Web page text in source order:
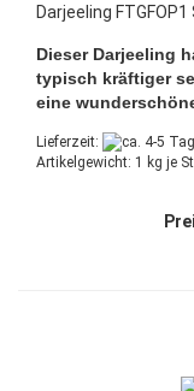
Darjeeling FTGFOP1
Dieser Darjeeling
typisch kräftiger
eine
Lieferzeit:
Artikelgewicht: 1 kg je